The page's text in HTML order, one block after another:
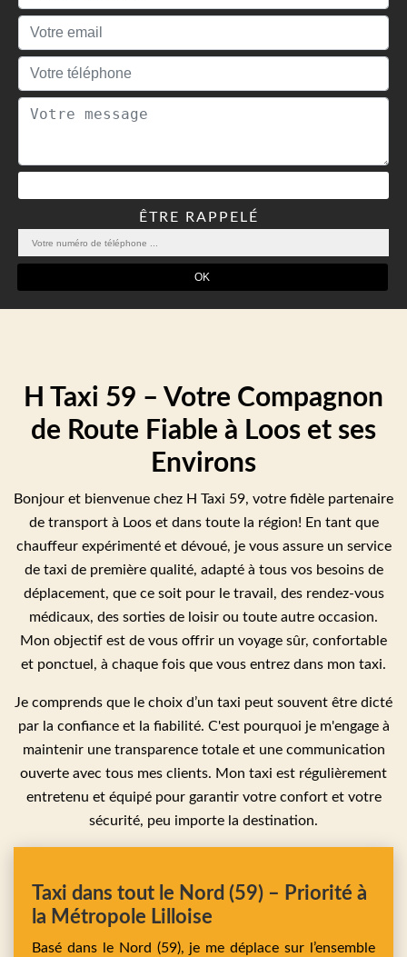
ÊTRE RAPPELÉ
H Taxi 59 – Votre Compagnon
de Route Fiable à Loos et ses
Environs
Bonjour et bienvenue chez H Taxi 59, votre fidèle partenaire
de transport à Loos et dans toute la région! En tant que
chauffeur expérimenté et dévoué, je vous assure un service
de taxi de première qualité, adapté à tous vos besoins de
déplacement, que ce soit pour le travail, des rendez-vous
médicaux, des sorties de loisir ou toute autre occasion.
Mon objectif est de vous offrir un voyage sûr, confortable
et ponctuel, à chaque fois que vous entrez dans mon taxi.
Je comprends que le choix d’un taxi peut souvent être dicté
par la confiance et la fiabilité. C'est pourquoi je m'engage à
maintenir une transparence totale et une communication
ouverte avec tous mes clients. Mon taxi est régulièrement
entretenu et équipé pour garantir votre confort et votre
sécurité, peu importe la destination.
Taxi dans tout le Nord (59) – Priorité à
la Métropole Lilloise
Basé dans le Nord (59), je me déplace sur l’ensemble